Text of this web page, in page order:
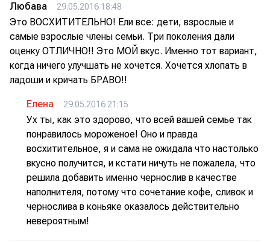
Любава 29.05.2016 18:48
Это ВОСХИТИТЕЛЬНО! Ели все: дети, взрослые и
самые взрослые члены семьи. Три поколения дали
оценку ОТЛИЧНО!! Это МОЙ вкус. Именно тот вариант,
когда ничего улучшать не хочется. Хочется хлопать в
ладоши и кричать БРАВО!!
Елена 29.05.2016 21:15
Ух ты, как это здорово, что всей вашей семье так
понравилось мороженое! Оно и правда
восхитительное, я и сама не ожидала что настолько
вкусно получится, и кстати ничуть не пожалела, что
решила добавить именно чернослив в качестве
наполнителя, потому что сочетание кофе, сливок и
чернослива в коньяке оказалось действительно
невероятным!